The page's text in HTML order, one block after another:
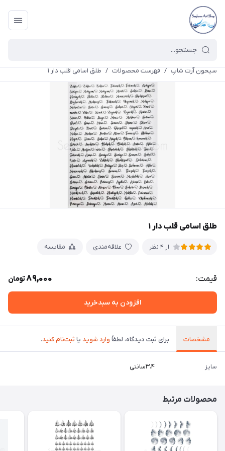
سیحون آرت شاپ / فهرست محصولات / طلق اسامی قلب دار ۱
طلق اسامی قلب دار ۱
از 4 نظر علاقه‌مندی مقایسه
قیمت: 89,000تومان
افزودن به سبدخرید
مشخصات برای ثبت دیدگاه، لطفاً وارد شوید یا ثبت‌نام کنید.
سایز ۳‌،۴سانتی
محصولات مرتبط